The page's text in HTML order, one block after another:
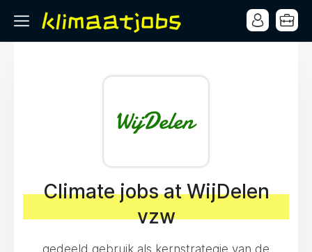
Climate jobs at WijDelen
vzw
gedeeld gebruik als kernstrategie van de